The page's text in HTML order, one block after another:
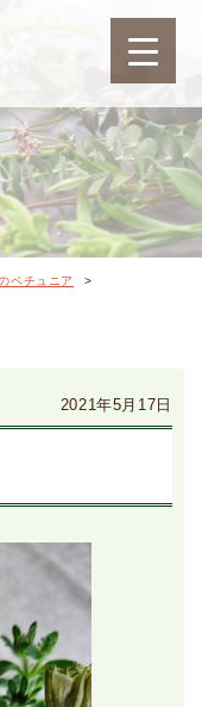
クトリ
ペチュニア
>
2021年5月17日